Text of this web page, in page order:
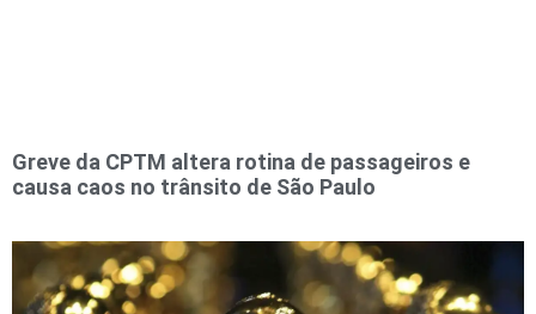
Greve da CPTM altera rotina de passageiros e
causa caos no trânsito de São Paulo